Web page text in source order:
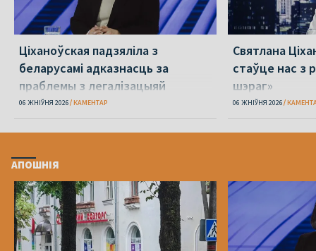
Ціханоўская падзяліла з
беларусамі адказнасць за
праблемы з легалізацыяй
06 ЖНІЎНЯ 2026 КАМЕНТАР
Святлана
стаўце нас з
шэраг»
06 ЖНІЎНЯ 2026
АПОШНІЯ